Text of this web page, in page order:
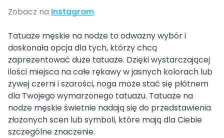
Zobacz na Instagram
Tatuaże męskie na nodze to odważny wybór i
doskonała opcja dla tych, którzy chcą
zaprezentować duże tatuaże. Dzięki wystarczającej
ilości miejsca na całe rękawy w jasnych kolorach lub
żywej czerni i szarości, noga może stać się płótnem
dla Twojego wymarzonego tatuażu. Tatuaże na
nodze męskie świetnie nadają się do przedstawienia
złożonych scen lub symboli, które mają dla Ciebie
szczególne znaczenie.